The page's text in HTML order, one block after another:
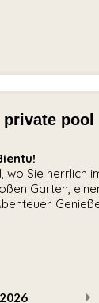
pool
Sie herrlich
Garten,
2026